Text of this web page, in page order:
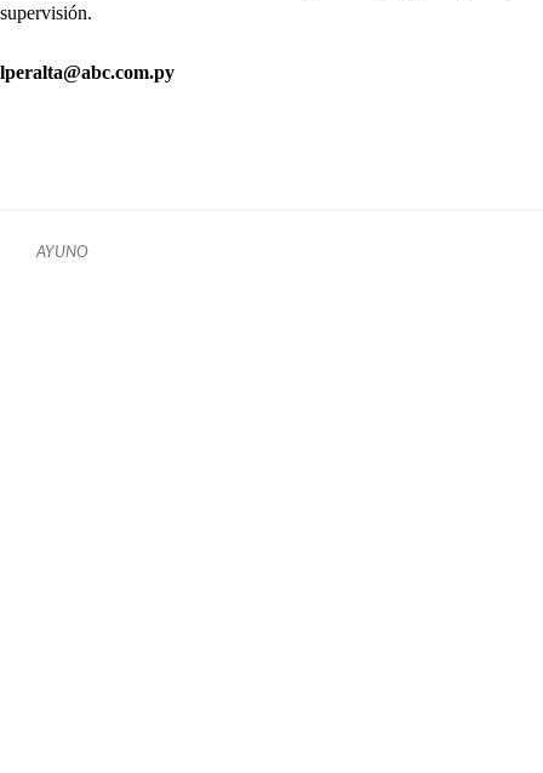
supervisión.
lperalta@abc.com.py
AYUNO